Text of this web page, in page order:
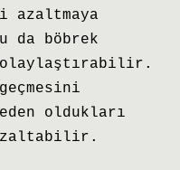
da böbrek
oldukları